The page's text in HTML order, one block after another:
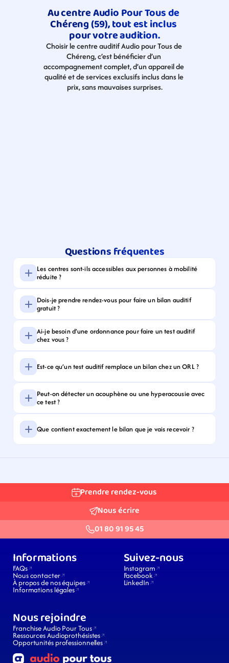
Au centre Audio Pour Tous de
Chéreng (59), tout est inclus
pour votre audition.
Choisir le centre auditif Audio pour Tous de
Chéreng, c’est bénéficier d’un
accompagnement complet, d’un appareil de
qualité et de services exclusifs inclus dans le
prix, sans mauvaises surprises.
Questions fréquentes
Les centres sont-ils accessibles aux personnes à mobilité
réduite ?
Dois-je prendre rendez-vous pour faire un bilan auditif
gratuit ?
Ai-je besoin d’une ordonnance pour faire un test auditif
chez vous ?
Est-ce qu’un test auditif remplace un bilan chez un ORL ?
Peut-on détecter un acouphène ou une hyperacousie avec
ce test ?
Que contient exactement le bilan que je vais recevoir ?
Prendre rendez-vous
Nous écrire
01 80 91 95 45
Informations
FAQs
Nous contacter
À propos de nos équipes
Informations légales
Suivez-nous
Instagram
Facebook
LinkedIn
Nous rejoindre
Franchise Audio Pour Tous
Ressources Audioprothésistes
Opportunités professionnelles